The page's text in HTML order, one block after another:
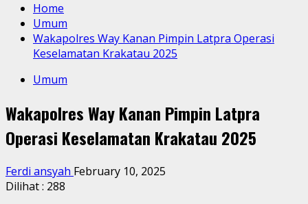
Home
Umum
Wakapolres Way Kanan Pimpin Latpra Operasi
Keselamatan Krakatau 2025
Umum
Wakapolres Way Kanan Pimpin Latpra
Operasi Keselamatan Krakatau 2025
Ferdi ansyah February 10, 2025
Dilihat : 288